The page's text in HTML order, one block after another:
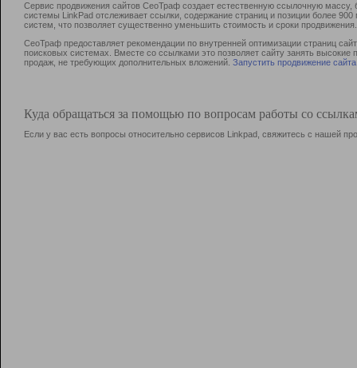
Сервис продвижения сайтов СеоТраф создает естественную ссылочную
системы LinkPad отслеживает ссылки, содержание страниц и позиции более
систем, что позволяет существенно уменьшить стоимость и сроки продвижения.
СеоТраф предоставляет рекомендации по внутренней оптимизации страниц
поисковых системах. Вместе со ссылками это позволяет сайту занять
продаж, не требующих дополнительных вложений. Запустить продвижение сайта
Куда обращаться за помощью по вопросам работы со
Если у вас есть вопросы относительно сервисов Linkpad, свяжитесь с нашей